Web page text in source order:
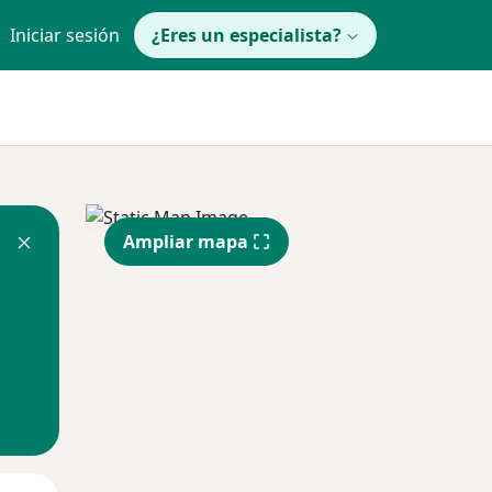
Iniciar sesión ¿Eres un especialista?
Ampliar mapa